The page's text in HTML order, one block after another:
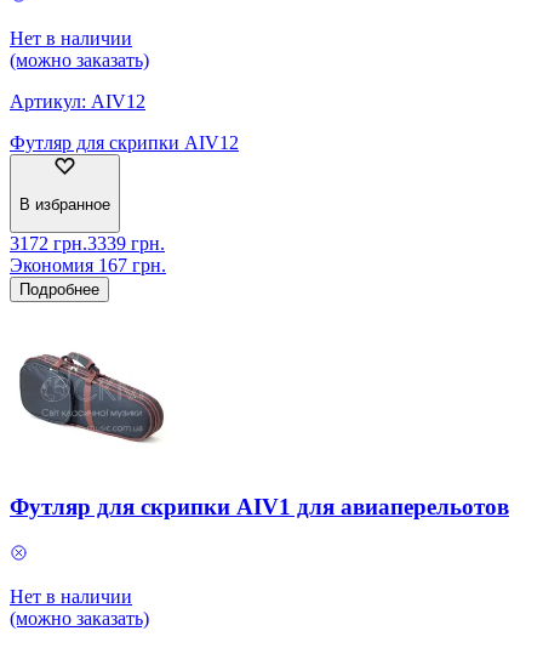
Нет в наличии
(можно заказать)
Артикул: AIV12
Футляр для скрипки AIV12
В избранное
3172 грн.3339 грн.
Экономия 167 грн.
Подробнее
Футляр для скрипки AIV1 для авиаперельотов
Нет в наличии
(можно заказать)